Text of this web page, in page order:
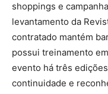
shoppings e
levantamento da
contratado mantém
possui treinamento
evento há três
continuidade e